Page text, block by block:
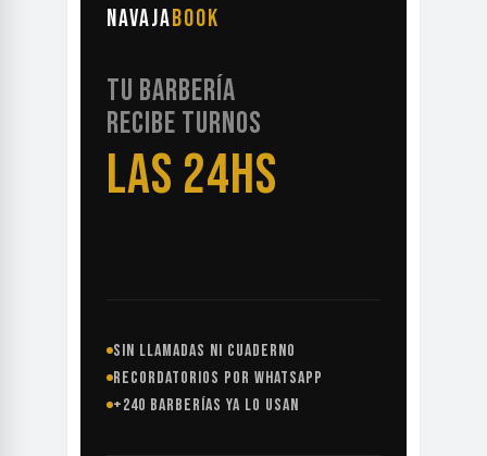
NAVAJABOOK
TU BARBERÍA
RECIBE TURNOS
LAS 24HS
SIN LLAMADAS NI CUADERNO
RECORDATORIOS POR WHATSAPP
+240 BARBERÍAS YA LO USAN